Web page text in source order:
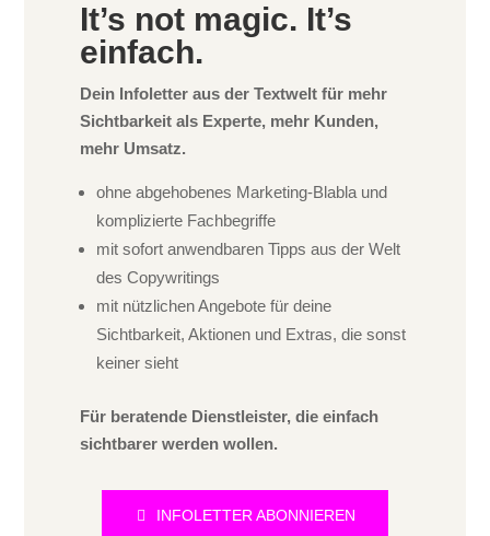
It’s not magic. It’s
einfach.
Dein Infoletter aus der Textwelt für mehr
Sichtbarkeit als Experte, mehr Kunden,
mehr Umsatz.
ohne abgehobenes Marketing-Blabla und
komplizierte Fachbegriffe
mit sofort anwendbaren Tipps aus der Welt
des Copywritings
mit nützlichen Angebote für deine
Sichtbarkeit, Aktionen und Extras, die sonst
keiner sieht
Für beratende Dienstleister, die einfach
sichtbarer werden wollen.
INFOLETTER ABONNIEREN